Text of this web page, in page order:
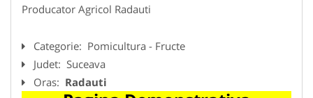
Producator Agricol Radauti
Categorie: Pomicultura - Fructe
Judet: Suceava
Oras: Radauti